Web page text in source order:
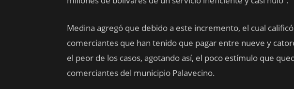
Medina agregó que debido a este incremento, el cual
comerciantes que han tenido que pagar entre nueve y
el peor de los casos, agotando así, el poco estímulo que
comerciantes del municipio Palavecino.